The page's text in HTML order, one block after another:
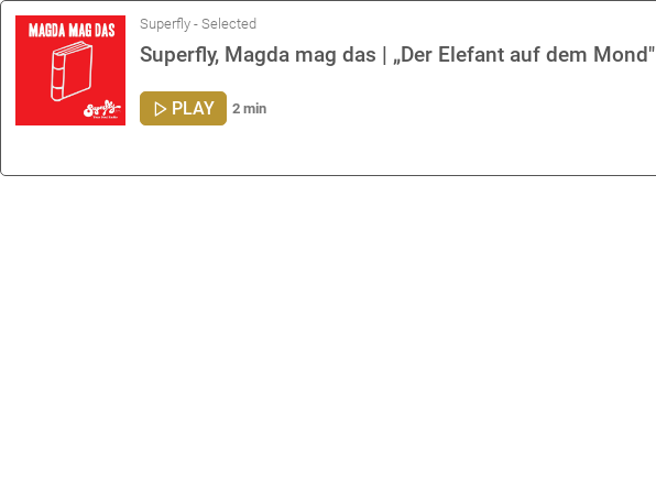
Superfly - Selected
Superfly, Magda mag das | „Der Elefant auf dem Mond"
PLAY 2 min